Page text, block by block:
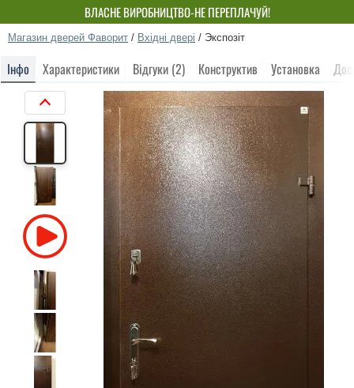
ВЛАСНЕ ВИРОБНИЦТВО-НЕ ПЕРЕПЛАЧУЙ!
Магазин дверей Фаворит / Вхідні двері / Экспозіт
Інфо Характеристики Відгуки (2) Конструктив Установка